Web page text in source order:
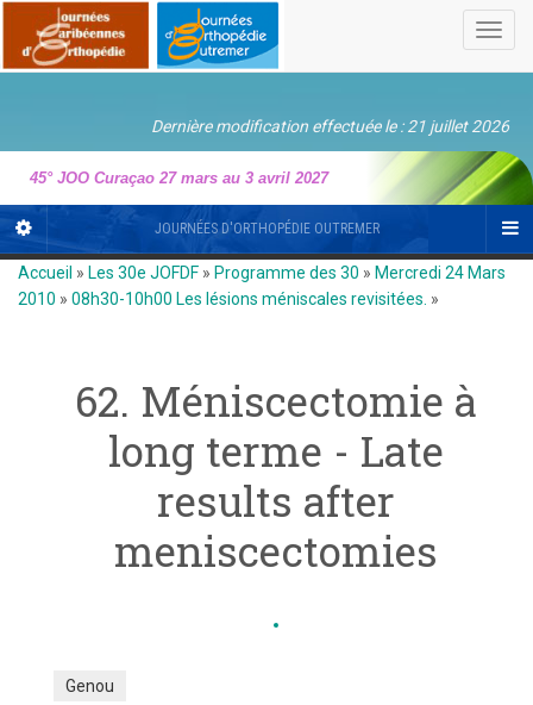
Dernière modification effectuée le : 21 juillet 2026
45° JOO Curaçao 27 mars au 3 avril 2027
JOURNÉES D'ORTHOPÉDIE OUTREMER
Accueil » Les 30e JOFDF » Programme des 30 » Mercredi 24 Mars
2010 » 08h30-10h00 Les lésions méniscales revisitées. »
62. Méniscectomie à
long terme - Late
results after
meniscectomies
Genou